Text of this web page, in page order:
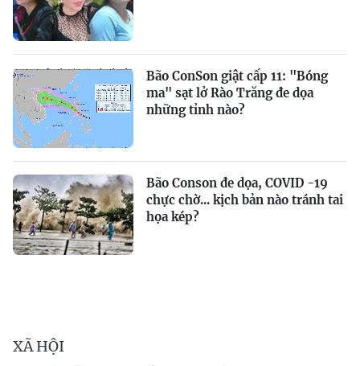
Bão ConSon giật cấp 11: "Bóng
ma" sạt lở Rào Trăng đe dọa
những tỉnh nào?
Bão Conson đe dọa, COVID -19
chực chờ... kịch bản nào tránh tai
họa kép?
XÃ HỘI